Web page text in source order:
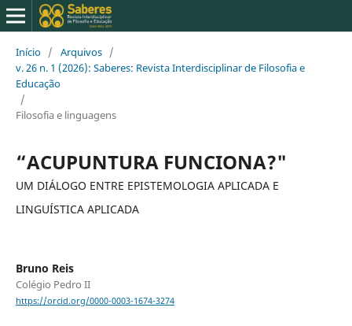
Início / Arquivos /
v. 26 n. 1 (2026): Saberes: Revista Interdisciplinar de Filosofia e
Educação
/
Filosofia e linguagens
“ACUPUNTURA FUNCIONA?"
UM DIÁLOGO ENTRE EPISTEMOLOGIA APLICADA E
LINGUÍSTICA APLICADA
Bruno Reis
Colégio Pedro II
https://orcid.org/0000-0003-1674-3274